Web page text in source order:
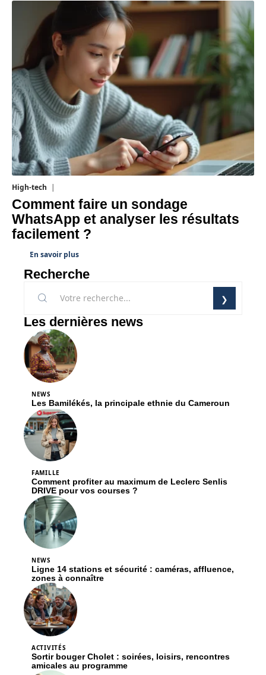
High-tech
Comment faire un sondage
WhatsApp et analyser les résultats
facilement ?
En savoir plus
Recherche
Les dernières news
NEWS
Les Bamilékés, la principale ethnie du Cameroun
FAMILLE
Comment profiter au maximum de Leclerc Senlis
DRIVE pour vos courses ?
NEWS
Ligne 14 stations et sécurité : caméras, affluence,
zones à connaître
ACTIVITÉS
Sortir bouger Cholet : soirées, loisirs, rencontres
amicales au programme